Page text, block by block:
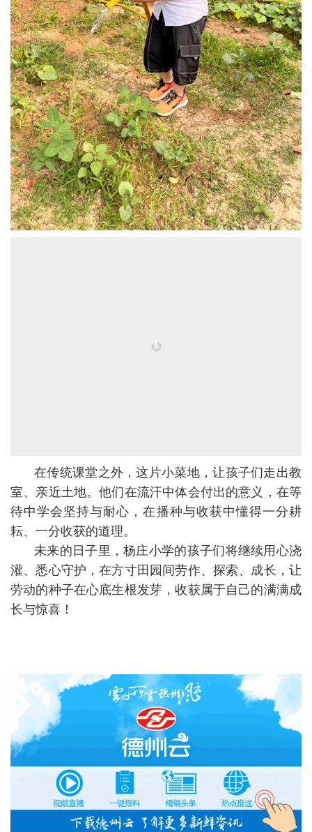
在传统课堂之外，这片小菜地，让孩子们走出教
室、亲近土地。他们在流汗中体会付出的意义，在等
待中学会坚持与耐心，在播种与收获中懂得一分耕
耘、一分收获的道理。
未来的日子里，杨庄小学的孩子们将继续用心浇
灌、悉心守护，在方寸田园间劳作、探索、成长，让
劳动的种子在心底生根发芽，收获属于自己的满满成
长与惊喜！